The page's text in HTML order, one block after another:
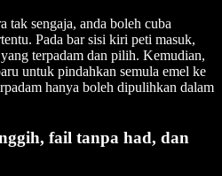
tak sengaja, anda boleh cuba
Pada bar sisi kiri peti masuk,
terpadam dan pilih. Kemudian,
untuk pindahkan semula emel ke
hanya boleh dipulihkan dalam
fail tanpa had, dan